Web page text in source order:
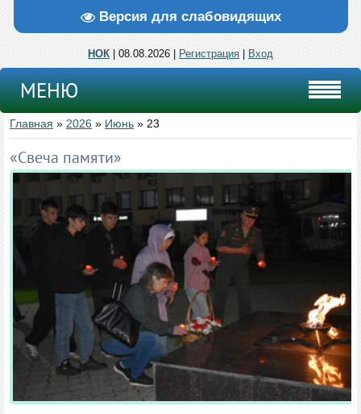
Версия для слабовидящих
НОК | 08.08.2026 | Регистрация Вход
МЕНЮ
Главная » 2026 » Июнь » 23
«Свеча памяти»